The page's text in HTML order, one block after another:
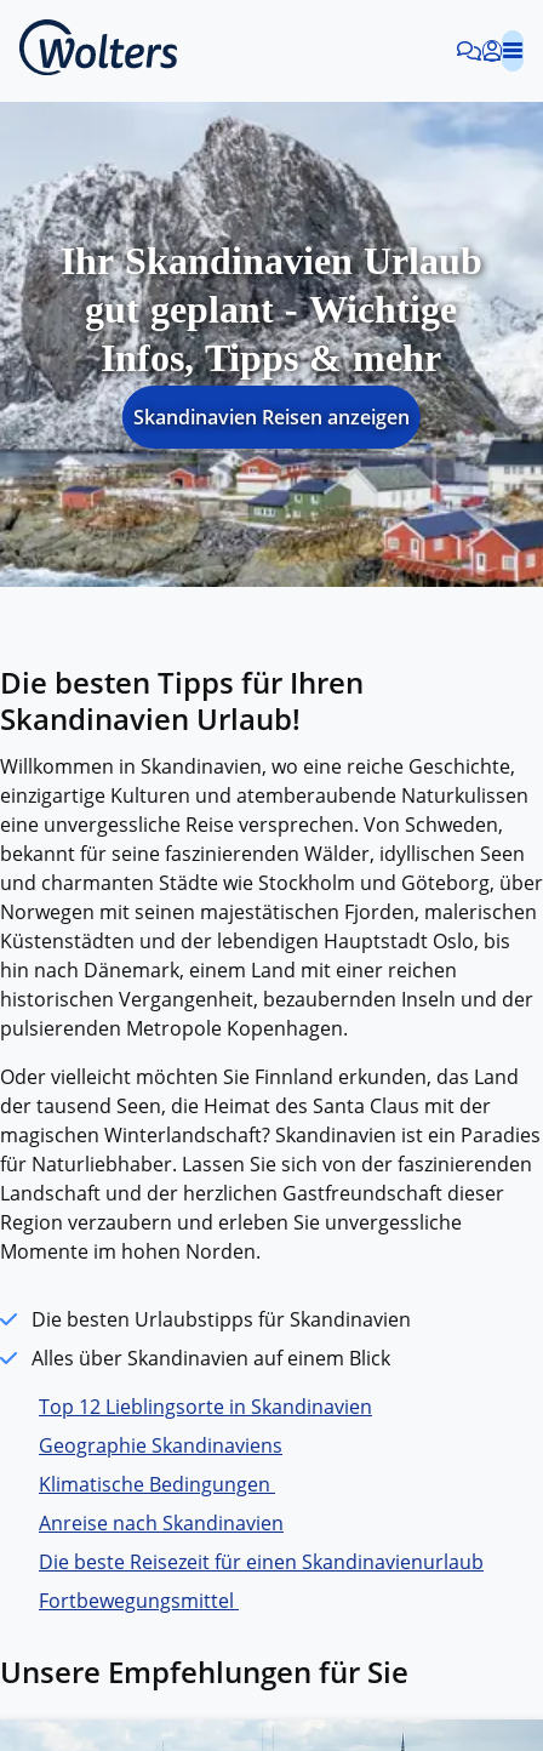
Ihr Skandinavien Urlaub
gut geplant - Wichtige
Infos, Tipps & mehr
Skandinavien Reisen anzeigen
Die besten Tipps für Ihren
Skandinavien Urlaub!
Willkommen in Skandinavien, wo eine reiche Geschichte,
einzigartige Kulturen und atemberaubende Naturkulissen
eine unvergessliche Reise versprechen. Von Schweden,
bekannt für seine faszinierenden Wälder, idyllischen Seen
und charmanten Städte wie Stockholm und Göteborg, über
Norwegen mit seinen majestätischen Fjorden, malerischen
Küstenstädten und der lebendigen Hauptstadt Oslo, bis
hin nach Dänemark, einem Land mit einer reichen
historischen Vergangenheit, bezaubernden Inseln und der
pulsierenden Metropole Kopenhagen.
Oder vielleicht möchten Sie Finnland erkunden, das Land
der tausend Seen, die Heimat des Santa Claus mit der
magischen Winterlandschaft? Skandinavien ist ein Paradies
für Naturliebhaber. Lassen Sie sich von der faszinierenden
Landschaft und der herzlichen Gastfreundschaft dieser
Region verzaubern und erleben Sie unvergessliche
Momente im hohen Norden.
Die besten Urlaubstipps für Skandinavien
Alles über Skandinavien auf einem Blick
Top 12 Lieblingsorte in Skandinavien
Geographie Skandinaviens
Klimatische Bedingungen
Anreise nach Skandinavien
Die beste Reisezeit für einen Skandinavienurlaub
Fortbewegungsmittel
Unsere Empfehlungen für Sie